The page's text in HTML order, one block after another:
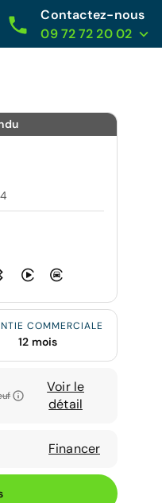
Contactez-nous
09 72 72 20 02
COMMERCIALE
12 mois
Voir le
détail
Financer